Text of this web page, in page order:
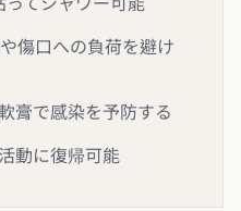
傷口への負荷を避け
膏で感染を予防する
動に復帰可能